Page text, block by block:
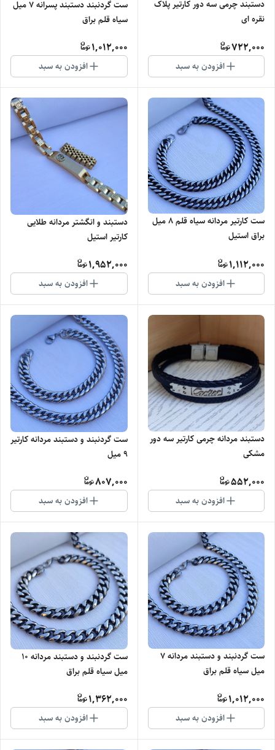
دستبند چرمی سه دور کارتیر پلاک
نقره ای
722,000
افزودن به سبد
ست گردنبند دستبند پسرانه ۷ میل
سیاه قلم براق
1,012,000
افزودن به سبد
ست کارتیر مردانه سیاه قلم ۸ میل
براق استیل
1,112,000
افزودن به سبد
دستبند و انگشتر مردانه طلایی
کارتیر استیل
1,952,000
افزودن به سبد
دستبند مردانه چرمی کارتیر سه دور
مشکی
552,000
افزودن به سبد
ست گردنبند و دستبند مردانه کارتیر
۹ میل
807,000
افزودن به سبد
ست گردنبند و دستبند مردانه ۷
میل سیاه قلم براق
1,012,000
افزودن به سبد
ست گردنبند و دستبند مردانه 10
میل سیاه قلم براق
1,362,000
افزودن به سبد